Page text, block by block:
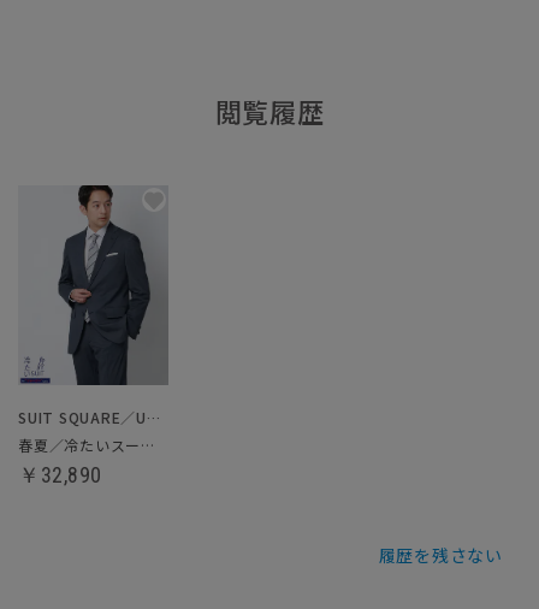
閲覧履歴
SUIT SQUARE／UNIVERSAL LANGUAGE
春夏／冷たいスーツ～Jersey～
￥32,890
履歴を残さない